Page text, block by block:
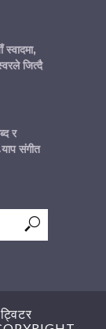
स्वादमा,
जित्दै
र
संगीत
ट्विटर